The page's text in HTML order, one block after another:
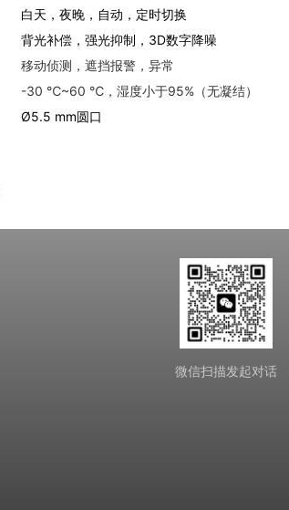
白天，夜晚，自动，定时切换
背光补偿，强光抑制，3D数字降噪
移动侦测，遮挡报警，异常
-30 ℃~60 ℃，湿度小于95%（无凝结）
Ø5.5 mm圆口
微信扫描发起对话